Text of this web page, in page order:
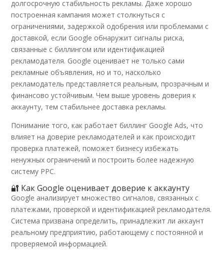
долгосрочную стабильность рекламы. Даже хорошо
построенная кампания может столкнуться с
ограничениями, задержкой одобрения или проблемами с
доставкой, если Google обнаружит сигналы риска,
связанные с биллингом или идентификацией
рекламодателя. Google оценивает не только сами
рекламные объявления, но и то, насколько
рекламодатель представляется реальным, прозрачным и
финансово устойчивым. Чем выше уровень доверия к
аккаунту, тем стабильнее доставка рекламы.
Понимание того, как работает биллинг Google Ads, что
влияет на доверие рекламодателей и как происходит
проверка платежей, поможет бизнесу избежать
ненужных ограничений и построить более надежную
систему PPC.
🔐 Как Google оценивает доверие к аккаунту
Google анализирует множество сигналов, связанных с
платежами, проверкой и идентификацией рекламодателя.
Система призвана определить, принадлежит ли аккаунт
реальному предприятию, работающему с постоянной и
проверяемой информацией.